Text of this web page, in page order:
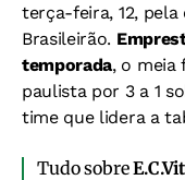
terça-feira, 12, pela
Brasileirão.
temporada, o meia
paulista por 3 a 1
time que lidera a
Tudo sobre